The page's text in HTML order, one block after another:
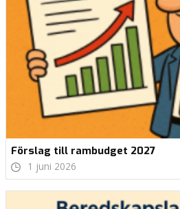
Förslag till rambudget 2027
1 juni 2026